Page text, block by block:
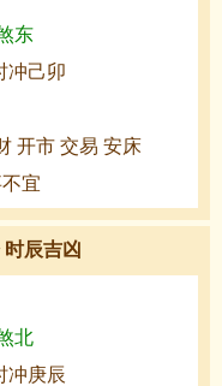
东
冲己卯
开市 交易 安床
宜
时辰吉凶
北
冲庚辰